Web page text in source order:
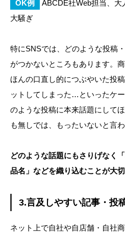
OK例
ABCDE社Web担当、大
大騒ぎ
特にSNSでは、どのような投稿
がつかないところもあります。
ほんの口直し的につぶやいた投
ットしてしまった…といったケ
のような投稿に本来話題にして
も無しでは、もったいないと言
どのような話題にもさりげなく
品名」などを織り込むことが大切
3.言及しやすい記事・投
ネット上で自社や自店舗・自社